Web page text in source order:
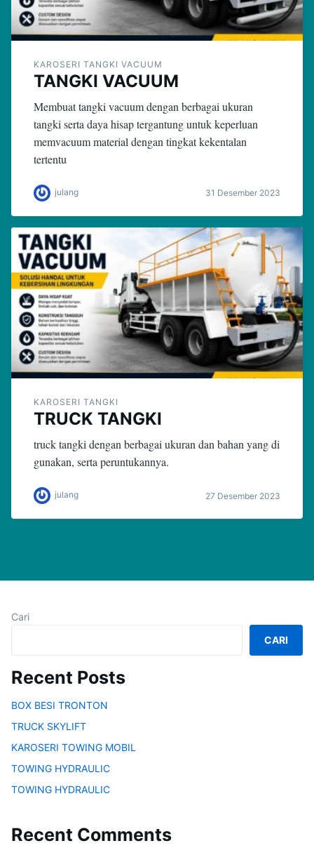
KAROSERI TANGKI VACUUM
TANGKI VACUUM
Membuat tangki vacuum dengan berbagai ukuran
tangki serta daya hisap tergantung untuk keperluan
memvacuum material dengan tingkat kekentalan
tertentu
julang 31 Desember 2023
KAROSERI TANGKI
TRUCK TANGKI
truck tangki dengan berbagai ukuran dan bahan yang di
gunakan, serta peruntukannya.
julang 27 Desember 2023
Cari
CARI
Recent Posts
BOX BESI TRONTON
TRUCK SKYLIFT
KAROSERI TOWING MOBIL
TOWING HYDRAULIC
TOWING HYDRAULIC
Recent Comments